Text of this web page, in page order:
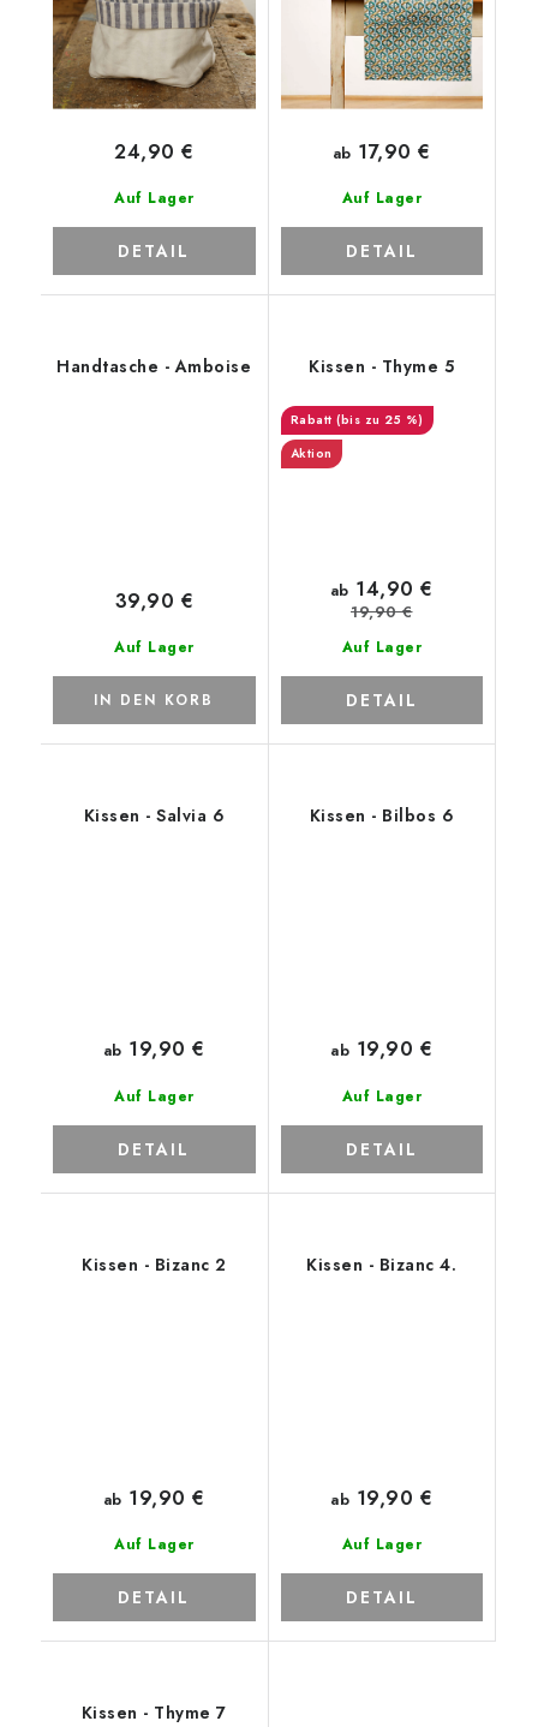
Auf Lager
24,90 €
DETAIL
Auf Lager
ab 17,90 €
DETAIL
Handtasche - Amboise
Auf Lager
39,90 €
IN DEN KORB
Kissen - Thyme 5
(bis zu 25 %)
Aktion
Auf Lager
ab 14,90 €
19,90 €
DETAIL
Kissen - Salvia 6
Auf Lager
ab 19,90 €
DETAIL
Kissen - Bilbos 6
Auf Lager
ab 19,90 €
DETAIL
Kissen - Bizanc 2
Auf Lager
ab 19,90 €
DETAIL
Kissen - Bizanc 4.
Auf Lager
ab 19,90 €
DETAIL
Kissen - Thyme 7